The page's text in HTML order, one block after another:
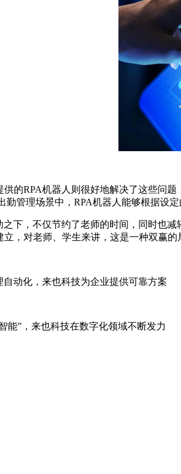
的RPA机器人则很好地解决了这些问
勤管理场景中，RPA机器人能够根据设
下，不仅节约了老师的时间，同时也
，对老师、学生来讲，这是一种双赢
动化，来也科技为企业提供可靠方案
能”，来也科技在数字化领域不断发力